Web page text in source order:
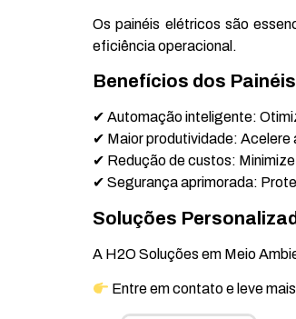
Os painéis elétricos são
eficiência operacional.
Benefícios dos
✔ Automação inteligente:
✔ Maior produtividade:
✔ Redução de custos:
✔ Segurança aprimorada:
Soluções
A H2O Soluções em Meio
Entre em contato e leve